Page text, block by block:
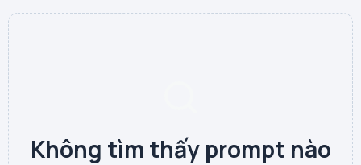
Không tìm thấy prompt nào